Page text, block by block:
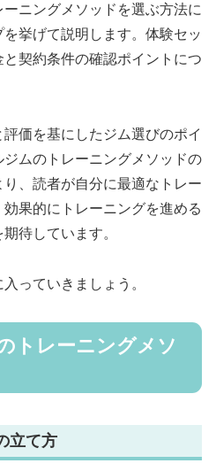
ニングメソッドを選ぶ方法に
挙げて説明します。体験セッ
契約条件の確認ポイントにつ
価を基にしたジム選びのポイ
ムのトレーニングメソッドの
、読者が自分に最適なトレー
果的にトレーニングを進める
待しています。
っていきましょう。
トレーニングメソ
立て方